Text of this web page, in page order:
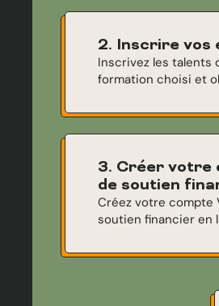
2. Inscrire vos
Inscrivez les talents
formation choisi et
3. Créer votre
de soutien
Créez votre compte
soutien financier en